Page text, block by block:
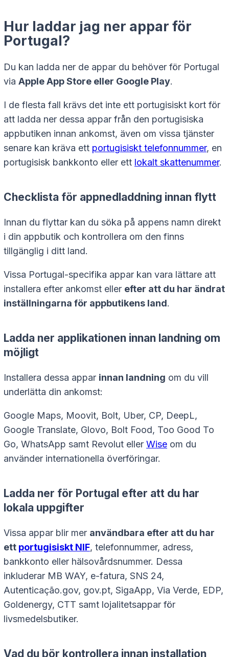
Hur laddar jag ner appar för
Portugal?
Du kan ladda ner de appar du behöver för Portugal
via Apple App Store eller Google Play.
I de flesta fall krävs det inte ett portugisiskt kort för
att ladda ner dessa appar från den portugisiska
appbutiken innan ankomst, även om vissa tjänster
senare kan kräva ett portugisiskt telefonnummer, en
portugisisk bankkonto eller ett lokalt skattenummer.
Checklista för appnedladdning innan flytt
Innan du flyttar kan du söka på appens namn direkt
i din appbutik och kontrollera om den finns
tillgänglig i ditt land.
Vissa Portugal-specifika appar kan vara lättare att
installera efter ankomst eller efter att du har ändrat
inställningarna för appbutikens land.
Ladda ner applikationen innan landning om
möjligt
Installera dessa appar innan landning om du vill
underlätta din ankomst:
Google Maps, Moovit, Bolt, Uber, CP, DeepL,
Google Translate, Glovo, Bolt Food, Too Good To
Go, WhatsApp samt Revolut eller Wise om du
använder internationella överföringar.
Ladda ner för Portugal efter att du har
lokala uppgifter
Vissa appar blir mer användbara efter att du har
ett portugisiskt NIF, telefonnummer, adress,
bankkonto eller hälsovårdsnummer. Dessa
inkluderar MB WAY, e-fatura, SNS 24,
Autenticação.gov, gov.pt, SigaApp, Via Verde, EDP,
Goldenergy, CTT samt lojalitetsappar för
livsmedelsbutiker.
Vad du bör kontrollera innan installation